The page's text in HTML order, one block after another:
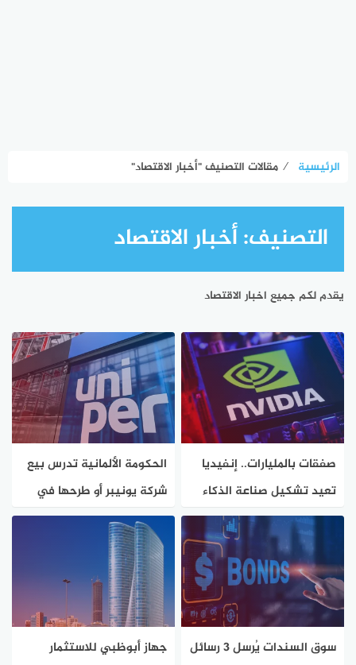
الرئيسية ⁄ مقالات التصنيف "أخبار الاقتصاد"
التصنيف:أخبار الاقتصاد
يقدم لكم جميع اخبار الاقتصاد
صفقات بالمليارات.. إنفيديا
تعيد تشكيل صناعة الذكاء
الاصطناعي
الحكومة الألمانية تدرس بيع
شركة يونيبر أو طرحها في
البورصة
سوق السندات يُرسل 3 رسائل
جهاز أبوظبي للاستثمار